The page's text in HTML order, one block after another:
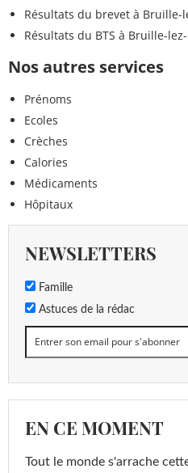
Résultats du brevet à Bruille-
Résultats du BTS à Bruille-
Nos autres services
Prénoms
Ecoles
Crèches
Calories
Médicaments
Hôpitaux
NEWSLETTERS
Famille
Astuces de la rédac
EN CE MOMENT
Tout le monde s'arrache